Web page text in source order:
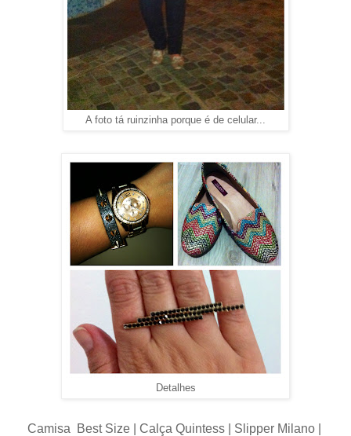
A foto tá ruinzinha porque é de celular...
Detalhes
Camisa Best Size | Calça Quintess | Slipper Milano |